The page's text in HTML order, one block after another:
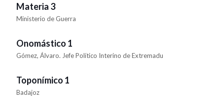
Materia 3
Ministerio de Guerra
Onomástico 1
Gómez, Álvaro. Jefe Político Interino de Extremadu
Toponímico 1
Badajoz